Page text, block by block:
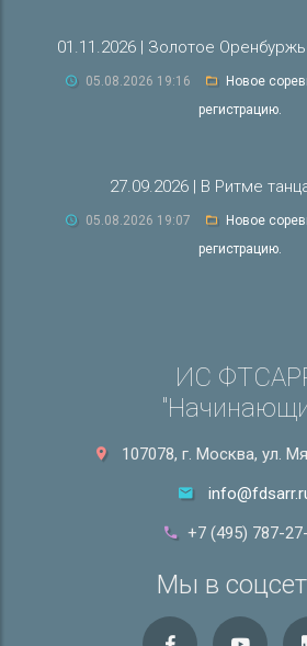
01.11.2026 | Золотое
05.08.2026 19:16
Новое
регистрацию.
27.09.2026 | В Ритме
05.08.2026 19:07
Новое
регистрацию.
ИС
107078, г. Москва, ул.
+7 (495) 787-
Мы в